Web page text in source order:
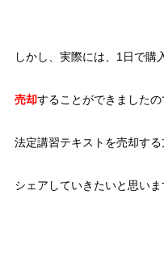
しかし、実際には、1日で購
売却することができましたの
法定講習テキストを売却する
シェアしていきたいと思いま